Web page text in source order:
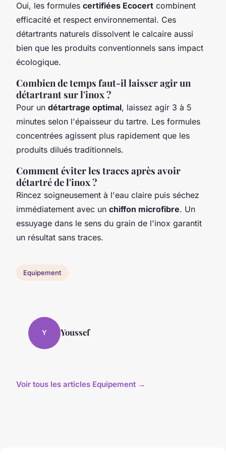
Oui, les formules certifiées Ecocert combinent
efficacité et respect environnemental. Ces
détartrants naturels dissolvent le calcaire aussi
bien que les produits conventionnels sans impact
écologique.
Combien de temps faut-il laisser agir un
détartrant sur l'inox ?
Pour un détartrage optimal, laissez agir 3 à 5
minutes selon l'épaisseur du tartre. Les formules
concentrées agissent plus rapidement que les
produits dilués traditionnels.
Comment éviter les traces après avoir
détartré de l'inox ?
Rincez soigneusement à l'eau claire puis séchez
immédiatement avec un chiffon microfibre. Un
essuyage dans le sens du grain de l'inox garantit
un résultat sans traces.
Equipement
Y Youssef
Voir tous les articles Equipement →